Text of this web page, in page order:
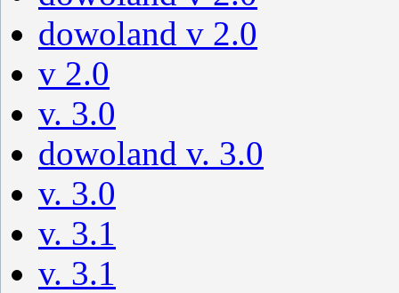
dowoland v 2.0
v 2.0
v. 3.0
dowoland v. 3.0
v. 3.0
v. 3.1
v. 3.1